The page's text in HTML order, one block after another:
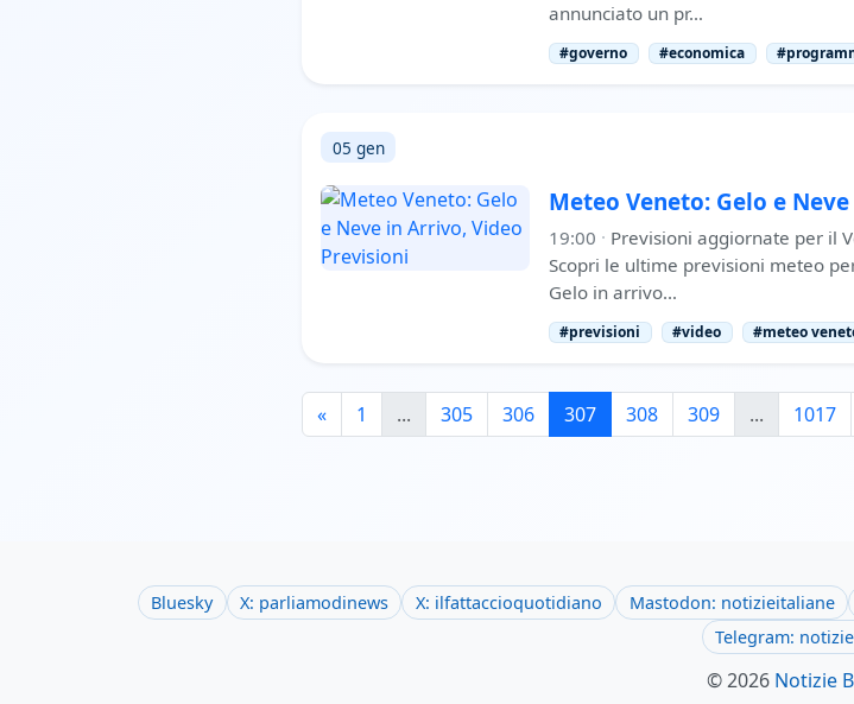
annunciato un pr…
#governo #economica
05 gen
Meteo Veneto: Gelo e
19:00 · Previsioni aggiornate per il
Scopri le ultime previsioni meteo
Gelo in arrivo…
#previsioni #video #meteo
« 1 ... 305 306 307 308 309 ... 1017
Bluesky X: parliamodinews X: ilfattaccioquotidiano Mastodon: notizieitaliane
Telegram:
© 2026 Notizie